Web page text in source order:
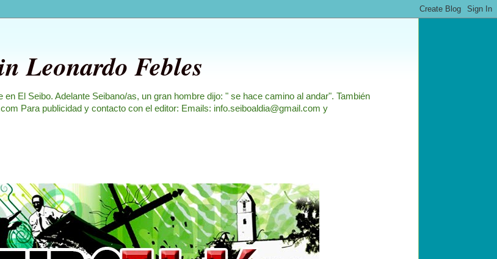
Leonardo Febles
El Seibo. Adelante Seibano/as, un gran hombre dijo: " se hace camino al andar". También
Para publicidad y contacto con el editor: Emails: info.seiboaldia@gmail.com y